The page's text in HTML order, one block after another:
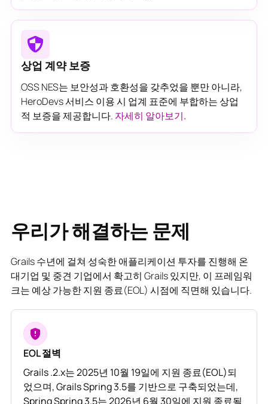
상업 계약 보증
OSS NES는 보안성과 호환성을 갖추었을 뿐만 아니라,
HeroDevs 서비스 이용 시 업계 표준에 부합하는 상업
적 보증을 제공합니다. 자세히 알아보기.
우리가 해결하는 문제
Grails 수년에 걸쳐 성숙한 애플리케이션 투자를 진행해 온
대기업 및 중견 기업에서 확고히 Grails 있지만, 이 프레임워
크는 예상 가능한 지원 종료(EOL) 시점에 직면해 있습니다.
EOL 절벽
Grails .2.x는 2025년 10월 19일에 지원 종료(EOL)되
었으며, Grails Spring 3.5를 기반으로 구축되었는데,
Spring Spring 3.5는 2026년 6월 30일에 지원 종료될